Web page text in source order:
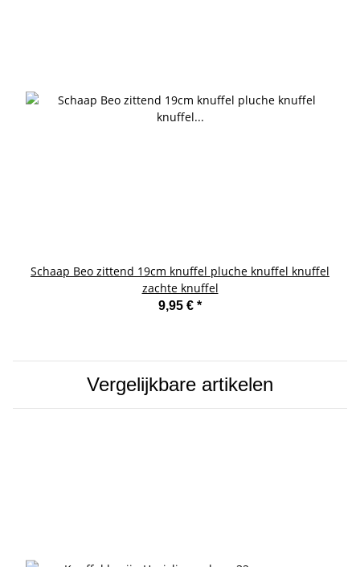
Schaap Beo zittend 19cm knuffel pluche knuffel knuffel
zachte knuffel
9,95 € *
Vergelijkbare artikelen